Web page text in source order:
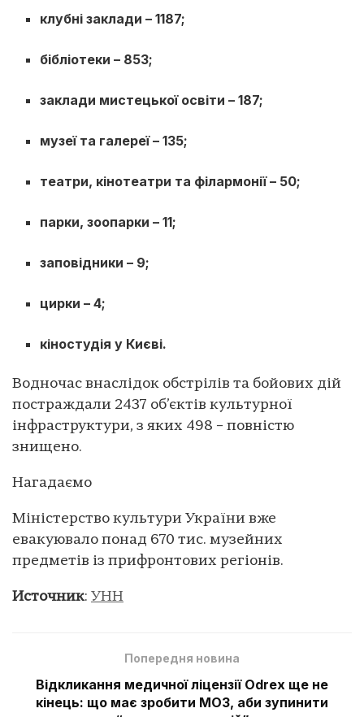
клубні заклади – 1187;
бібліотеки – 853;
заклади мистецької освіти – 187;
музеї та галереї – 135;
театри, кінотеатри та філармонії – 50;
парки, зоопарки – 11;
заповідники – 9;
цирки – 4;
кіностудія у Києві.
Водночас внаслідок обстрілів та бойових дій
постраждали 2437 об’єктів культурної
інфраструктури, з яких 498 – повністю
знищено.
Нагадаємо
Міністерство культури України вже
евакуювало понад 670 тис. музейних
предметів із прифронтових регіонів.
Источник: УНН
Попередня новина
Відкликання медичної ліцензії Odrex ще не
кінець: що має зробити МОЗ, аби зупинити